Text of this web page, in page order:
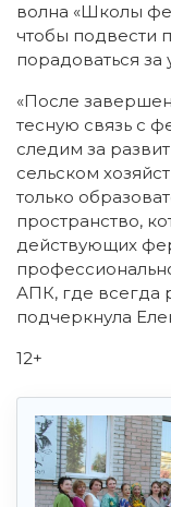
волна «Школы
чтобы подвести
порадоваться за
«После
тесную связь с
следим за
сельском
только
пространство,
действующих
АПК, где всегда
подчеркнула
12+